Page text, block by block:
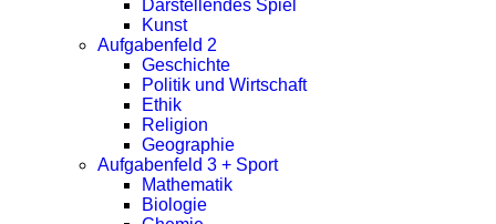
Darstellendes Spiel
Kunst
Aufgabenfeld 2
Geschichte
Politik und Wirtschaft
Ethik
Religion
Geographie
Aufgabenfeld 3 + Sport
Mathematik
Biologie